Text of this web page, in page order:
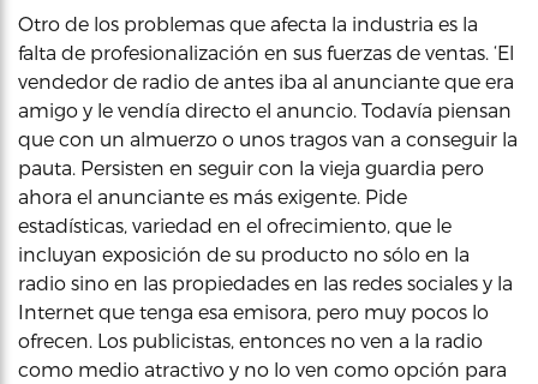
Otro de los problemas que afecta la industria es la
falta de profesionalización en sus fuerzas de ventas. ‘El
vendedor de radio de antes iba al anunciante que era
amigo y le vendía directo el anuncio. Todavía piensan
que con un almuerzo o unos tragos van a conseguir la
pauta. Persisten en seguir con la vieja guardia pero
ahora el anunciante es más exigente. Pide
estadísticas, variedad en el ofrecimiento, que le
incluyan exposición de su producto no sólo en la
radio sino en las propiedades en las redes sociales y la
Internet que tenga esa emisora, pero muy pocos lo
ofrecen. Los publicistas, entonces no ven a la radio
como medio atractivo y no lo ven como opción para